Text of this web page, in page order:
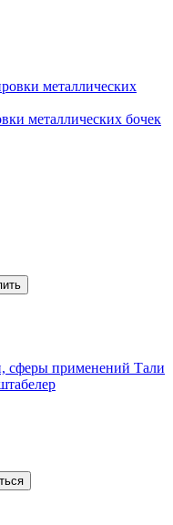
металлических бочек
сферы применений Тали